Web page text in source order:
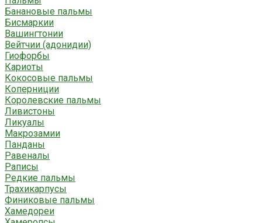
Банановые пальмы
Бисмаркии
Вашингтонии
Вейтчии (адонидии)
Гиофорбы
Кариоты
Кокосовые пальмы
Коперниции
Королевские пальмы
Ливистоны
Ликуалы
Макрозамии
Панданы
Равеналы
Раписы
Редкие пальмы
Трахикарпусы
Финиковые пальмы
Хамедореи